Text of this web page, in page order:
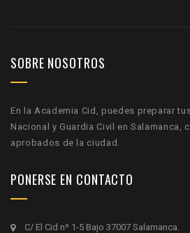
SOBRE NOSOTROS
En la Academia Cid, puedes preparar
Nacional y Guardia Civil en Salamanca,
aprobados de la ciudad.
PONERSE EN CONTACTO
C/ El Cid nº 1-5 Bajo 37007 Salamanca.